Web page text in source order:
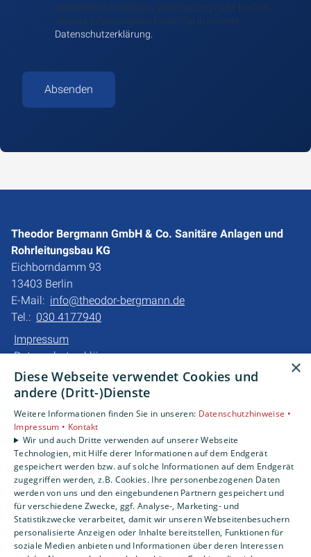
zum Widerruf erfolgten Verarbeitung nicht berührt.
Weitere Informationen finden Sie in unserer
Datenschutzerklärung.
Absenden
Theodor Bergmann GmbH & Co. Sanitäre Anlagen und
Rohrleitungsbau KG
Eichborndamm 93
13403 Berlin
E-Mail: info@theodor-bergmann.de
Tel.: 030 4177940
Impressum
Datenschutzerklärung
Barrierefreiheitserklärung
Privatkunden
Gewerbekunden
Karriere
Unternehmen
×
Diese Webseite verwendet Cookies und
andere (Dritt-)Dienste
Weitere Informationen finden Sie in unseren: Datenschutzhinweise •
Impressum • Kontakt
Wir und auch Dritte verwenden auf unserer Webseite
Technologien, mit Hilfe derer Informationen auf dem Endgerät
gespeichert werden bzw. auf solche Informationen auf dem Endgerät
zugegriffen werden, z.B. Cookies. Ihre personenbezogenen Daten
werden von uns und den eingebundenen Partnern gespeichert und
für verschiedene Zwecke, ggf. Analyse-, Marketing- und
Statistikzwecke verarbeitet, damit wir unseren Webseitenbesuchern
personalisierte Anzeigen oder Inhalte bereitstellen, Funktionen für
soziale Medien anbieten und Informationen über deren Interessen